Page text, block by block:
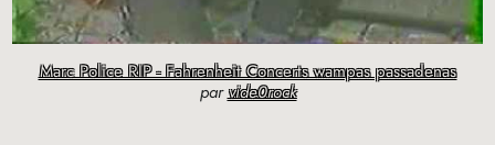
Marc Police RIP - Fahrenheit Concerts wampas passadenas
parvide0rock